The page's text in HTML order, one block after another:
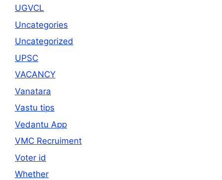
UGVCL
Uncategories
Uncategorized
UPSC
VACANCY
Vanatara
Vastu tips
Vedantu App
VMC Recruiment
Voter id
Whether